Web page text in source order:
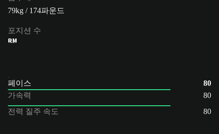
79kg / 174파운드
포지션 수
RM
페이스
80
가속력
80
전력 질주 속도
80